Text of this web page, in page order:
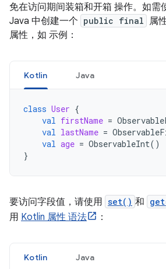
免在访问期间装箱和开箱 操作。如需
Java 中创建一个 public final 属
属性，如 示例：
Kotlin Java
class User {
val firstName =
val lastName =
val age = ObservableInt()
}
要访问字段值，请使用 set() 和
用 Kotlin 属性 语法 ：
Kotlin Java